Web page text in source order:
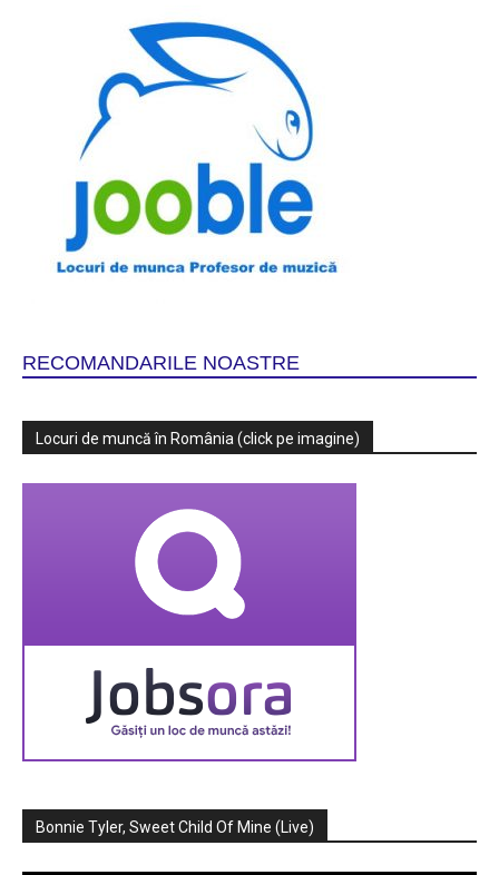
RECOMANDARILE NOASTRE
Locuri de muncă în România (click pe imagine)
Bonnie Tyler, Sweet Child Of Mine (Live)